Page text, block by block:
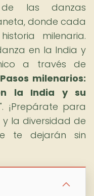
las danzas
donde cada
milenaria.
en la India y
a través de
Pasos milenarios:
la India y su
". ¡Prepárate para
la diversidad de
te dejarán sin